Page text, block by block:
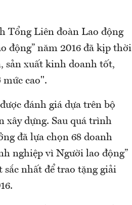
Tổng Liên đoàn Lao động
động” năm 2016 đã kịp thời
sản xuất kinh doanh tốt,
mức cao".
đánh giá dựa trên bộ
xây dựng. Sau quá trình
đã lựa chọn 68 doanh
nghiệp vì Người lao động”
sắc nhất để trao tặng giải